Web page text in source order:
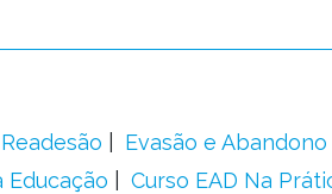
Readesão Evasão e
Educação Curso EAD Na